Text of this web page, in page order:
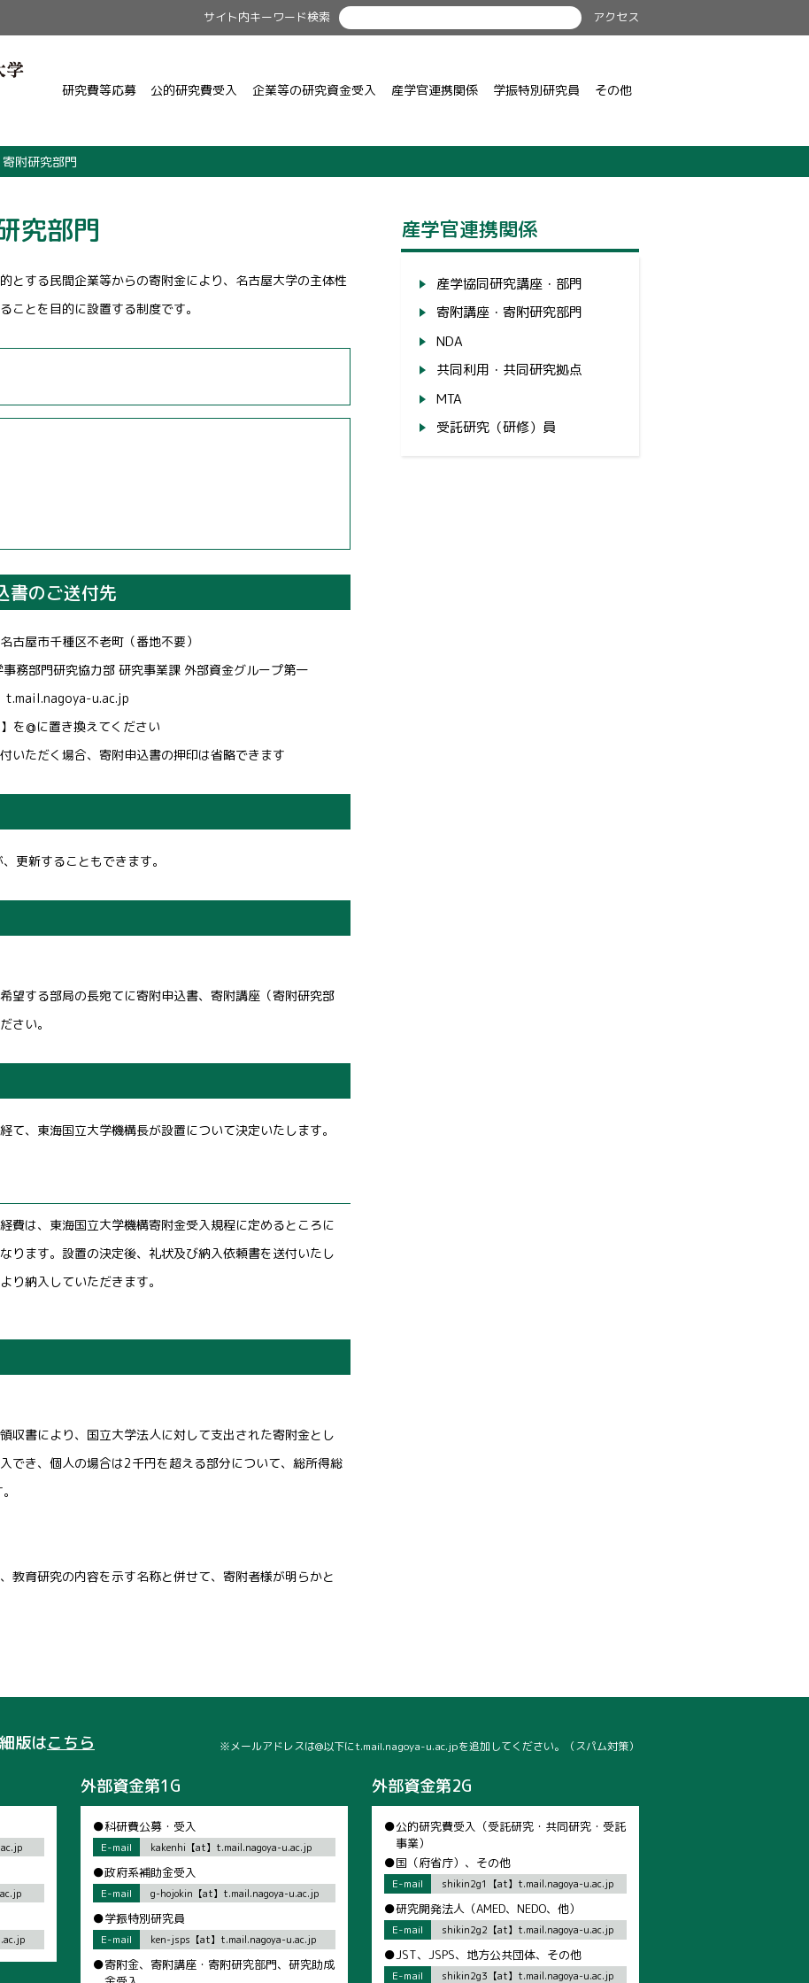
サイト内キーワード検索 アクセス
研究費等応募 公的研究費受入 企業等の研究資金受入 産学官連携関係 学振特別研究員 その他
附研究部門
究部門
とする民間企業等からの寄附金により、名古屋大学の主体性
ことを目的に設置する制度です。
書のご送付先
市千種区不老町（番地不要）
門研究協力部 研究事業課 外部資金グループ第一
u.ac.jp
き換えてください
合、寄附申込書の押印は省略できます
更新することもできます。
する部局の長宛てに寄附申込書、寄附講座（寄附研究部
い。
て、東海国立大学機構長が設置について決定いたします。
費は、東海国立大学機構寄附金受入規程に定めるところに
ります。設置の決定後、礼状及び納入依頼書を送付いたし
り納入していただきます。
書により、国立大学法人に対して支出された寄附金とし
き、個人の場合は2千円を超える部分について、総所得総
育研究の内容を示す名称と併せて、寄附者様が明らかと
産学官連携関係
産学協同研究講座・部門
寄附講座・寄附研究部門
NDA
共同利用・共同研究拠点
MTA
受託研究（研修）員
版はこちら ※メールアドレスは@以下にt.mail.nagoya-u.ac.jpを追加してください。（スパム対策）
外部資金第1G
●科研費公募・受入
E-mail kakenhi【at】t.mail.nagoya-u.ac.jp
●政府系補助金受入
E-mail g-hojokin【at】t.mail.nagoya-u.ac.jp
●学振特別研究員
E-mail ken-jsps【at】t.mail.nagoya-u.ac.jp
●寄附金、寄附講座・寄附研究部門、研究助成
外部資金第2G
●公的研究費受入（受託研究・共同研究・受託
事業）
●国（府省庁）、その他
E-mail shikin2g1【at】t.mail.nagoya-u.ac.jp
●研究開発法人（AMED、NEDO、他）
E-mail shikin2g2【at】t.mail.nagoya-u.ac.jp
●JST、JSPS、地方公共団体、その他
E-mail shikin2g3【at】t.mail.nagoya-u.ac.jp